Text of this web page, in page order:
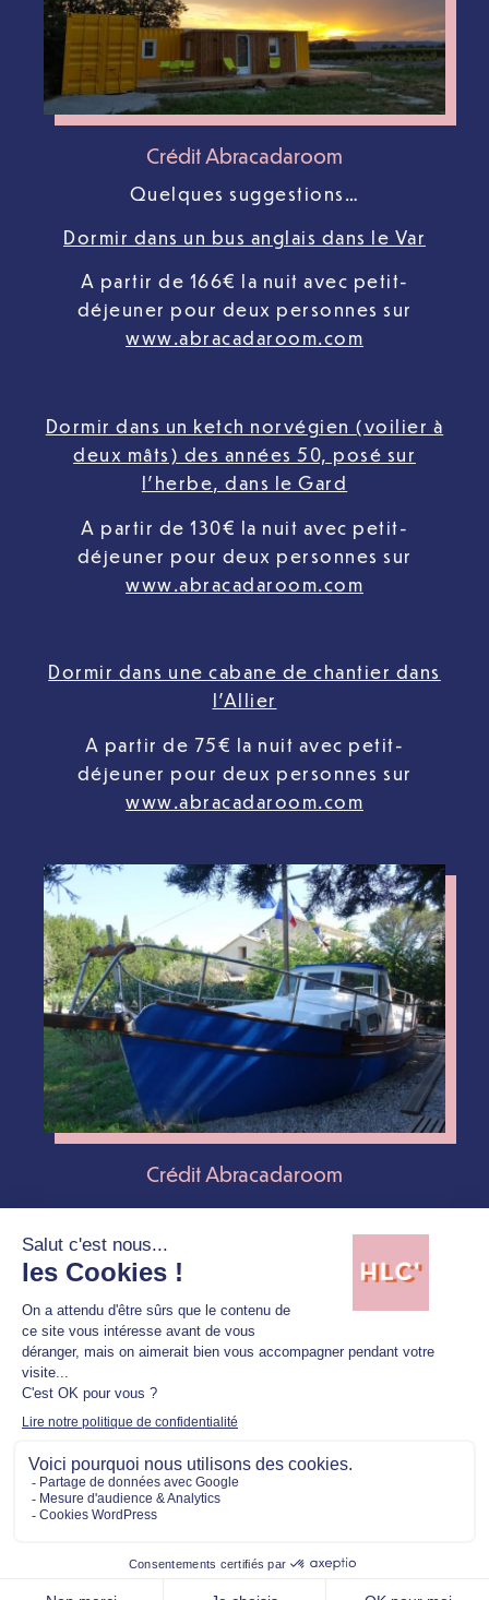
Crédit Abracadaroom
Quelques suggestions…
Dormir dans un bus anglais dans le Var
A partir de 166€ la nuit avec petit-
déjeuner pour deux personnes sur
www.abracadaroom.com
Dormir dans un ketch norvégien (voilier à
deux mâts) des années 50, posé sur
l’herbe, dans le Gard
A partir de 130€ la nuit avec petit-
déjeuner pour deux personnes sur
www.abracadaroom.com
Dormir dans une cabane de chantier dans
l’Allier
A partir de 75€ la nuit avec petit-
déjeuner pour deux personnes sur
www.abracadaroom.com
Crédit Abracadaroom
INFORMATIONS PRATIQUES
Suivez AbracadaRoom sur les réseaux
sociaux @
Mentions légales
Copyright © 2026 Hellolacom'